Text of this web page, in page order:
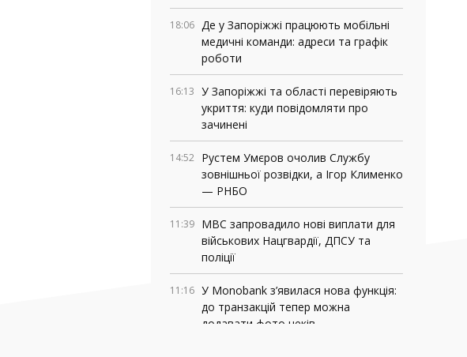
18:06 Де у Запоріжжі працюють мобільні
медичні команди: адреси та графік
роботи
16:13 У Запоріжжі та області перевіряють
укриття: куди повідомляти про
зачинені
14:52 Рустем Умєров очолив Службу
зовнішньої розвідки, а Ігор Клименко
— РНБО
11:39 МВС запровадило нові виплати для
військових Нацгвардії, ДПСУ та
поліції
11:16 У Monobank з’явилася нова функція:
до транзакцій тепер можна
додавати фото чеків